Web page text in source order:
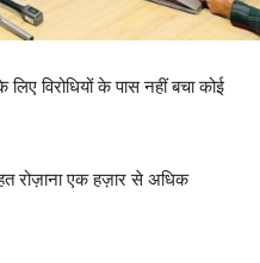
विरोधियों के पास नहीं बचा कोई
रोज़ाना एक हज़ार से अधिक